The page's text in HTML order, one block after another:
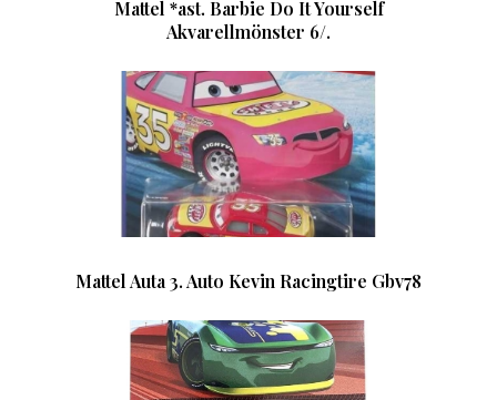
Mattel *ast. Barbie Do It Yourself
Akvarellmönster 6/.
Mattel Auta 3. Auto Kevin Racingtire Gbv78